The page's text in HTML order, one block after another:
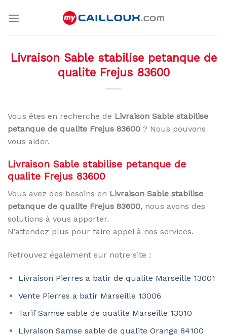
Livraison Sable stabilise petanque de
qualite Frejus 83600
Vous êtes en recherche de Livraison Sable stabilise
petanque de qualite Frejus 83600 ? Nous pouvons
vous aider.
Livraison Sable stabilise petanque de
qualite Frejus 83600
Vous avez des besoins en Livraison Sable stabilise
petanque de qualite Frejus 83600, nous avons des
solutions à vous apporter.
N’attendez plus pour faire appel à nos services.
Retrouvez également sur notre site :
Livraison Pierres a batir de qualite Marseille 13001
Vente Pierres a batir Marseille 13006
Tarif Samse sable de qualite Marseille 13010
Livraison Samse sable de qualite Orange 84100